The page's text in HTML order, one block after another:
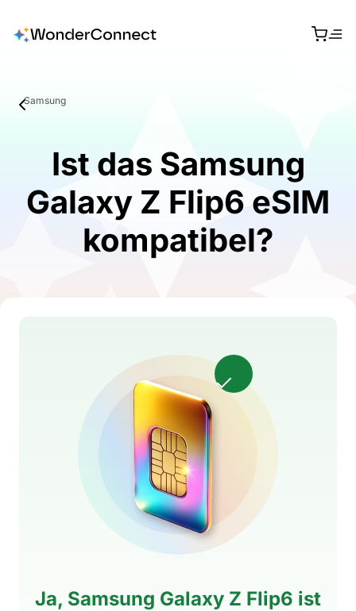
Samsung
Ist das Samsung
Galaxy Z Flip6 eSIM
kompatibel?
Ja, Samsung Galaxy Z Flip6 ist